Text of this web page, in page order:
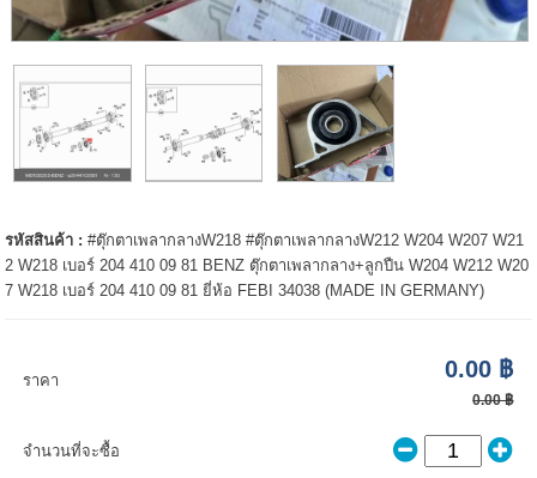
รหัสสินค้า :#ตุ๊กตาเพลากลางW218 #ตุ๊กตาเพลากลางW212 W204 W207 W21
2 W218 เบอร์ 204 410 09 81 BENZ ตุ๊กตาเพลากลาง+ลูกปืน W204 W212 W20
7 W218 เบอร์ 204 410 09 81 ยี่ห้อ FEBI 34038 (MADE IN GERMANY)
ราคา 0.00 ฿
0.00 ฿
จำนวนที่จะซื้อ